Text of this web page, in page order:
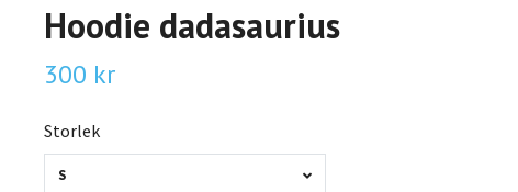
Hoodie dadasaurius
300 kr
Storlek
S